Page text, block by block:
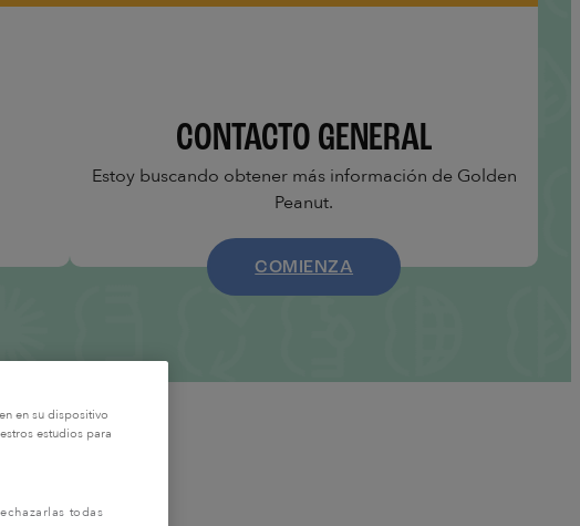
CONTACTO GENERAL
Estoy buscando obtener más información de Golden
Peanut.
COMIENZA
en su dispositivo
estudios para
todas